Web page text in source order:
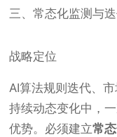
三、常态化监测与
战略定位
AI算法规则迭代、
持续动态变化中，
优势。必须建立常